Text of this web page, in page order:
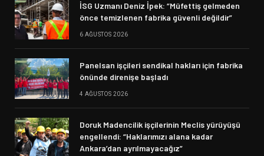
İSG Uzmanı Deniz İpek: “Müfettiş gelmeden
önce temizlenen fabrika güvenli değildir”
6 AĞUSTOS 2026
Panelsan işçileri sendikal hakları için fabrika
önünde direnişe başladı
4 AĞUSTOS 2026
Doruk Madencilik işçilerinin Meclis yürüyüşü
engellendi: “Haklarımızı alana kadar
Ankara’dan ayrılmayacağız”